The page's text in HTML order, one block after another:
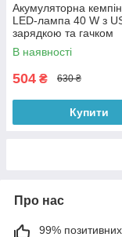
Акумуляторна
LED-лампа 40 W з
зарядкою та гачком
В наявності
504 ₴ 630 ₴
Купити
Про нас
99% позитивних